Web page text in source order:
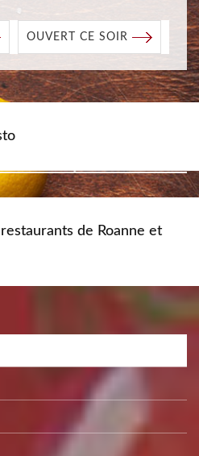
OUVERT CE SOIR
de Roanne et